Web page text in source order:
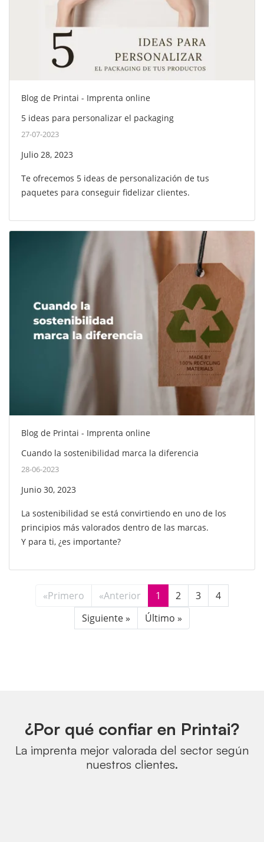
Blog de Printai - Imprenta online
5 ideas para personalizar el packaging
27-07-2023
Julio 28, 2023
Te ofrecemos 5 ideas de personalización de tus
paquetes para conseguir fidelizar clientes.
Blog de Printai - Imprenta online
Cuando la sostenibilidad marca la diferencia
28-06-2023
Junio 30, 2023
La sostenibilidad se está convirtiendo en uno de los
principios más valorados dentro de las marcas.
Y para ti, ¿es importante?
«Primero «Anterior 1 2 3
4
Siguiente »
Último »
¿Por qué confiar en Printai?
La imprenta mejor valorada del sector según
nuestros clientes.